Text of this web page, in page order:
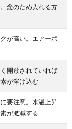
念のため入れる方
が高い。エアーポ
開放されていれば
が溶け込む
要注意。水温上昇
が激減する